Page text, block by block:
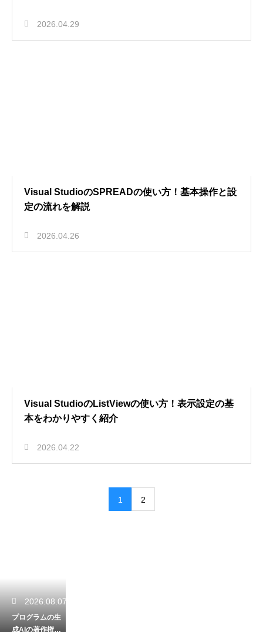
2026.04.29
Visual StudioのSPREADの使い方！基本操作と設
定の流れを解説
2026.04.26
Visual StudioのListViewの使い方！表示設定の基
本をわかりやすく紹介
2026.04.22
1 2
2026.08.07
プログラムの生
成AIの著作権の